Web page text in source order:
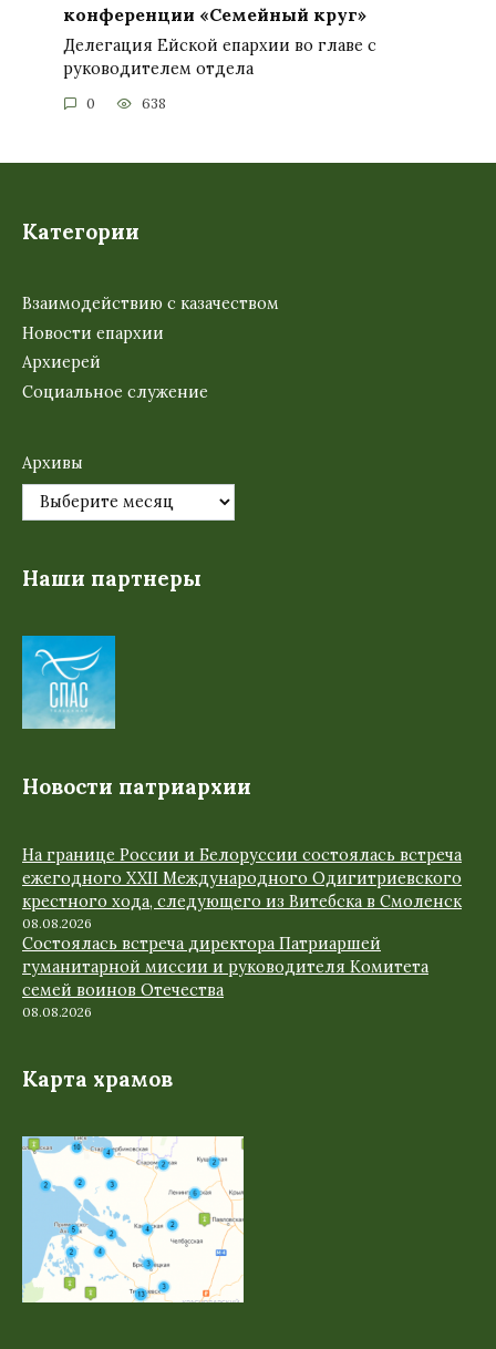
конференции «Семейный круг»
Делегация Ейской епархии во главе с
руководителем отдела
0 638
Категории
Взаимодействию с казачеством
Новости епархии
Архиерей
Социальное служение
Архивы
Наши партнеры
Новости патриархии
На границе России и Белоруссии состоялась встреча
ежегодного XXII Международного Одигитриевского
крестного хода, следующего из Витебска в Смоленск
08.08.2026
Состоялась встреча директора Патриаршей
гуманитарной миссии и руководителя Комитета
семей воинов Отечества
08.08.2026
Карта храмов